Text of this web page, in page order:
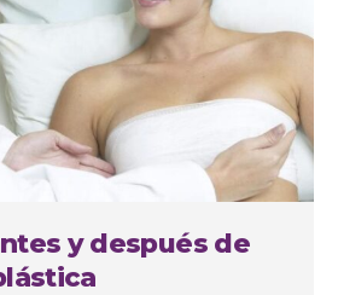
y después de